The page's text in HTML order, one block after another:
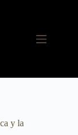
y la